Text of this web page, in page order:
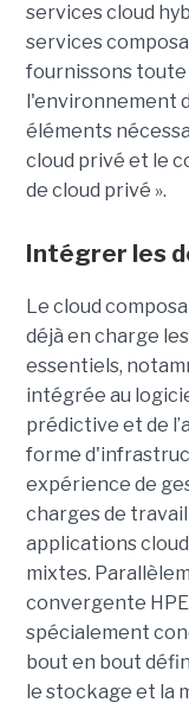
services cloud
services
fournissons
l'environnement
éléments
cloud privé et le
de cloud privé ».
Intégrer les
Le cloud
déjà en charge
essentiels,
intégrée au
prédictive et de
forme
expérience de
charges de travail
applications
mixtes.
convergente
spécialement
bout en bout
le stockage et la